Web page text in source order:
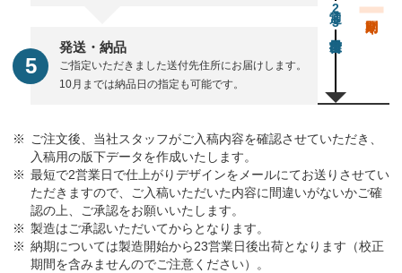
発送・納品
ご指定いただきました送付先住所にお届けします。
10月までは納品日の指定も可能です。
通常23営業日後出荷
ご注文後、当社スタッフがご入稿内容を確認させていただき、
入稿用の版下データを作成いたします。
最短で2営業日で仕上がりデザインをメールにてお送りさせてい
ただきますので、ご入稿いただいた内容に間違いがないかご確
認の上、ご承認をお願いいたします。
製造はご承認いただいてからとなります。
納期については製造開始から23営業日後出荷となります（校正
期間を含みませんのでご注意ください）。